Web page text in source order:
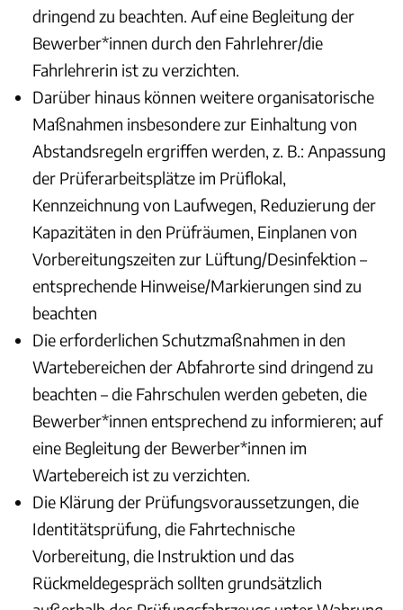
dringend zu beachten. Auf eine Begleitung der
Bewerber*innen durch den Fahrlehrer/die
Fahrlehrerin ist zu verzichten.
Darüber hinaus können weitere organisatorische
Maßnahmen insbesondere zur Einhaltung von
Abstandsregeln ergriffen werden, z. B.: Anpassung
der Prüferarbeitsplätze im Prüflokal,
Kennzeichnung von Laufwegen, Reduzierung der
Kapazitäten in den Prüfräumen, Einplanen von
Vorbereitungszeiten zur Lüftung/Desinfektion –
entsprechende Hinweise/Markierungen sind zu
beachten
Die erforderlichen Schutzmaßnahmen in den
Wartebereichen der Abfahrorte sind dringend zu
beachten – die Fahrschulen werden gebeten, die
Bewerber*innen entsprechend zu informieren; auf
eine Begleitung der Bewerber*innen im
Wartebereich ist zu verzichten.
Die Klärung der Prüfungsvoraussetzungen, die
Identitätsprüfung, die Fahrtechnische
Vorbereitung, die Instruktion und das
Rückmeldegespräch sollten grundsätzlich